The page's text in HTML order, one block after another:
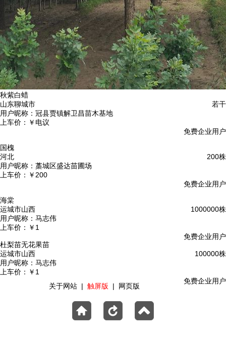
秋紫白蜡
若干
山东聊城市
用户昵称： 冠县贾镇解卫昌苗木基地
上车价： ￥电议
免费企业用户
国槐
200株
河北
用户昵称： 藁城区盛达苗圃场
上车价： ￥200
免费企业用户
海棠
1000000株
运城市山西
用户昵称： 马志伟
上车价： ￥1
免费企业用户
杜梨苗无花果苗
100000株
运城市山西
用户昵称： 马志伟
上车价： ￥1
免费企业用户
关于网站 | 触屏版 | 网页版